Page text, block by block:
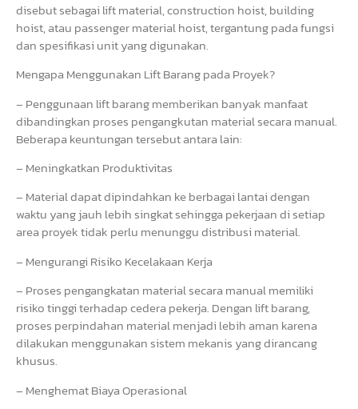
disebut sebagai lift material, construction hoist, building
hoist, atau passenger material hoist, tergantung pada fungsi
dan spesifikasi unit yang digunakan.
Mengapa Menggunakan Lift Barang pada Proyek?
– Penggunaan lift barang memberikan banyak manfaat
dibandingkan proses pengangkutan material secara manual.
Beberapa keuntungan tersebut antara lain:
– Meningkatkan Produktivitas
– Material dapat dipindahkan ke berbagai lantai dengan
waktu yang jauh lebih singkat sehingga pekerjaan di setiap
area proyek tidak perlu menunggu distribusi material.
– Mengurangi Risiko Kecelakaan Kerja
– Proses pengangkatan material secara manual memiliki
risiko tinggi terhadap cedera pekerja. Dengan lift barang,
proses perpindahan material menjadi lebih aman karena
dilakukan menggunakan sistem mekanis yang dirancang
khusus.
– Menghemat Biaya Operasional